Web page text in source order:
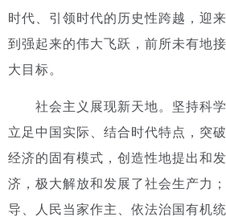
时代、引领时代的历史性跨越，迎
到强起来的伟大飞跃，前所未有地
大目标。
社会主义展现新天地。坚持科学
立足中国实际、结合时代特点，突
经济的固有模式，创造性地提出和
济，极大解放和发展了社会生产力
导、人民当家作主、依法治国有机